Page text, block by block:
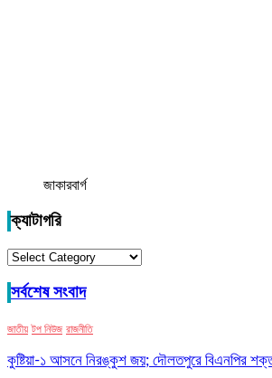
জাকারবার্গ
ক্যাটাগরি
ক্যাটাগরি
সর্বশেষ সংবাদ
জাতীয় টপ নিউজ রাজনীতি
কুষ্টিয়া-১ আসনে নিরঙ্কুশ জয়; দৌলতপুরে বিএনপির